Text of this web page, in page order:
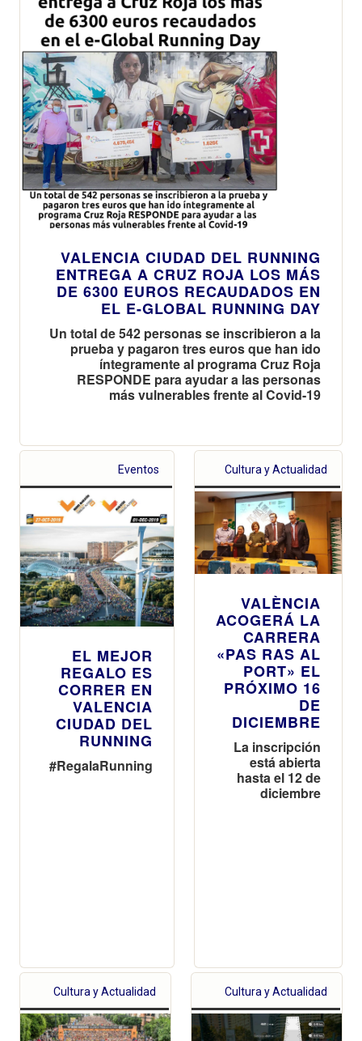
VALENCIA CIUDAD DEL RUNNING
ENTREGA A CRUZ ROJA LOS MÁS
DE 6300 EUROS RECAUDADOS EN
EL E-GLOBAL RUNNING DAY
Un total de 542 personas se inscribieron a la
prueba y pagaron tres euros que han ido
íntegramente al programa Cruz Roja
RESPONDE para ayudar a las personas
más vulnerables frente al Covid-19
Eventos
EL MEJOR
REGALO ES
CORRER EN
VALENCIA
CIUDAD DEL
RUNNING
#RegalaRunning
Cultura y Actualidad
VALÈNCIA
ACOGERÁ LA
CARRERA
«PAS RAS AL
PORT» EL
PRÓXIMO 16
DE
DICIEMBRE
La inscripción
está abierta
hasta el 12 de
diciembre
Cultura y Actualidad Cultura y Actualidad